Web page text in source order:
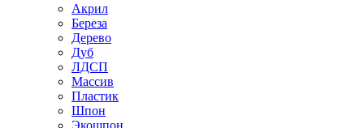
Акрил
Береза
Дерево
Дуб
ЛДСП
Массив
Пластик
Шпон
Экошпон